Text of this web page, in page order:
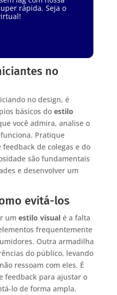
rápida. Seja o
no
no design, é
básicos do estilo
você admira, analise o
Pratique
de colegas e do
são fundamentais
e desenvolver um
evitá-los
um estilo visualé a falta
frequentemente
Outra armadilha
do público, levando
ressoam com eles. É
feedback para ajustar o
lo de forma ampla.